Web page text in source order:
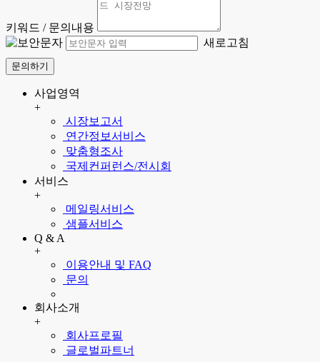
키워드 / 문의내용
새로고침
문의하기
사업영역
+
시장보고서
연간정보서비스
맞춤형조사
국제컨퍼런스/전시회
서비스
+
메일링서비스
샘플서비스
Q & A
+
이용안내 및 FAQ
문의
회사소개
+
회사프로필
글로벌파트너